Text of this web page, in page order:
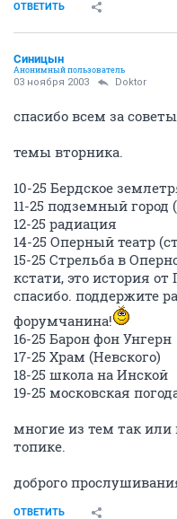
ОТВЕТИТЬ
Синицын
Анонимный пользователь
03 ноября 2003 Doktor
спасибо всем за
темы вторника.
10-25 Бердское
11-25 подземный город
12-25 радиация
14-25 Оперный театр
15-25 Стрельба в
кстати, это история
спасибо. поддержите
форумчанина!
16-25 Барон фон Унгерн
17-25 Храм (Невского)
18-25 школа на Инской
19-25 московская
многие из тем так
топике.
доброго
ОТВЕТИТЬ